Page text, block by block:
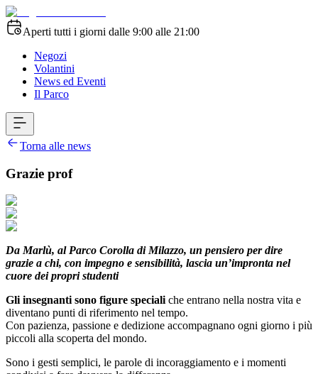
Aperti tutti i giorni dalle 9:00 alle 21:00
Negozi
Volantini
News ed Eventi
Il Parco
Torna alle news
Grazie prof
Da Marlù, al Parco Corolla di Milazzo, un pensiero per dire
grazie a chi, con impegno e sensibilità, lascia un’impronta nel
cuore dei propri studenti
Gli insegnanti sono figure specialiche entrano nella nostra vita e
diventano punti di riferimento nel tempo.
Con pazienza, passione e dedizione accompagnano ogni giorno i più
piccoli alla scoperta del mondo.
Sono i gesti semplici, le parole di incoraggiamento e i momenti